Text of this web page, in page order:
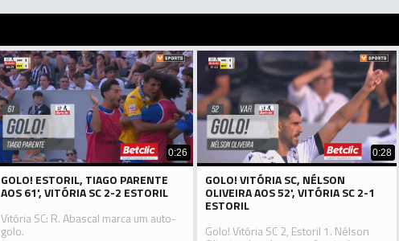
0:26
GOLO! ESTORIL, TIAGO PARENTE
AOS 61', VITÓRIA SC 2-2 ESTORIL
Vitória SC: R. Abascal marca um auto-
golo.
0:28
GOLO! VITÓRIA SC, NÉLSON
OLIVEIRA AOS 52', VITÓRIA SC 2-1
ESTORIL
Golo! Vitória SC 2, Estoril 1. Nélson